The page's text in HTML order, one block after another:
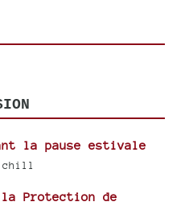
la pause estivale
chill
Protection de